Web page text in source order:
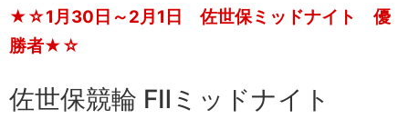
★☆1月30日～2月1日 佐世保ミッドナイト 優
勝者★☆
佐世保競輪 FⅡミッドナイト